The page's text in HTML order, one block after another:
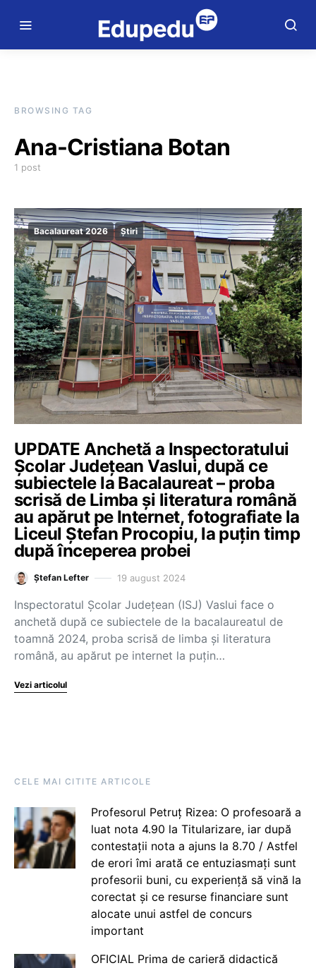
BROWSING TAG
Ana-Cristiana Botan
1 post
Bacalaureat 2026 Știri
UPDATE Anchetă a Inspectoratului
Școlar Județean Vaslui, după ce
subiectele la Bacalaureat – proba
scrisă de Limba și literatura română
au apărut pe Internet, fotografiate la
Liceul Ștefan Procopiu, la puțin timp
după începerea probei
Ștefan Lefter 19 august 2024
Inspectoratul Școlar Județean (ISJ) Vaslui face o
anchetă după ce subiectele de la bacalaureatul de
toamnă 2024, proba scrisă de limba și literatura
română, au apărut pe internet la puțin…
Vezi articolul
CELE MAI CITITE ARTICOLE
Profesorul Petruț Rizea: O profesoară a
luat nota 4.90 la Titularizare, iar după
contestații nota a ajuns la 8.70 / Astfel
de erori îmi arată ce entuziasmați sunt
profesorii buni, cu experiență să vină la
corectat și ce resurse financiare sunt
alocate unui astfel de concurs
important
OFICIAL Prima de carieră didactică